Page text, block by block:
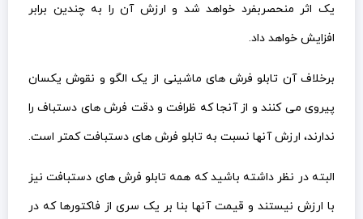
یک اثر منحصربفرد خواهد شد و ارزش آن را به چندین برابر
افزایش خواهد داد.
برخلاف آن تابلو فرش های ماشینی از یک الگو و نقوش یکسان
پیروی می کنند و از آنجا که ظرافت و دقت فرش های دستباف را
ندارند، ارزش آنها نسبت به تابلو فرش های دستبافت کمتر است.
البته در نظر داشته باشید که همه تابلو فرش های دستبافت نیز
با ارزش نیستند و قیمت آنها بنا بر یک سری از فاکتورها که در